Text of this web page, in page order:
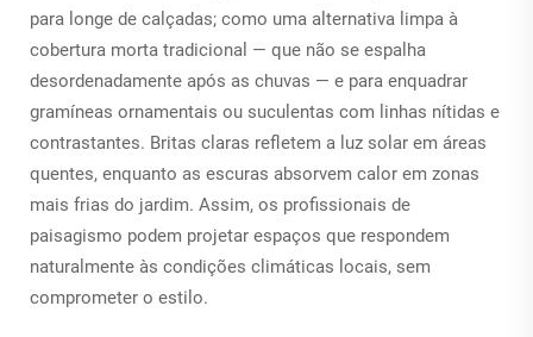
para longe de calçadas; como uma alternativa limpa à
cobertura morta tradicional — que não se espalha
desordenadamente após as chuvas — e para enquadrar
gramíneas ornamentais ou suculentas com linhas nítidas e
contrastantes. Britas claras refletem a luz solar em áreas
quentes, enquanto as escuras absorvem calor em zonas
mais frias do jardim. Assim, os profissionais de
paisagismo podem projetar espaços que respondem
naturalmente às condições climáticas locais, sem
comprometer o estilo.